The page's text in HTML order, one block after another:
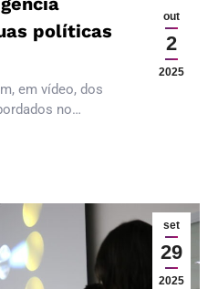
out
2
2025
políticas
em vídeo, dos
no…
set
29
2025